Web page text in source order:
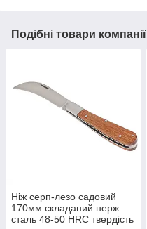
Подібні товари компанії
Ніж серп-лезо садовий
170мм складаний нерж.
сталь 48-50 HRC твердість